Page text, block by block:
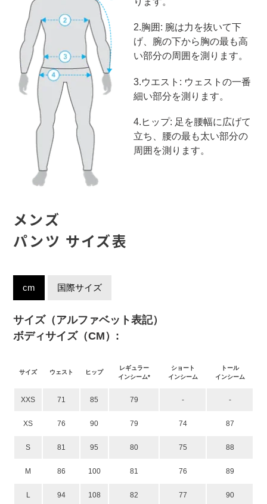
2.胸囲: 腕は力を抜いて下
げ、腕の下から胸の最も高
い部分の周囲を測ります。
3.ウエスト: ウェストの一番
細い部分を測ります。
4.ヒップ: 足を腰幅に広げて
立ち、腰の最も太い部分の
周囲を測ります。
メンズ
パンツ サイズ表
サイズ（アルファベット表記）
ボディサイズ（CM）:
cm 国際サイズ
サイズ ウェスト ヒップ
レギュラー
インシーム*
ショート
インシーム
トール
インシーム
XXS 71 85 79 - -
XS 76 90 79 74 87
S 81 95 80 75 88
M 86 100 81 76 89
L 94 108 82 77 90